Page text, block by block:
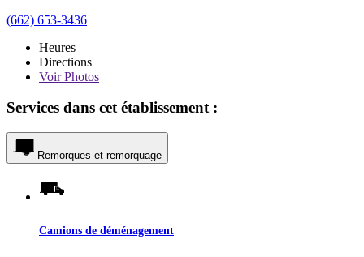
(662) 653-3436
Heures
Directions
VoirPhotos
Services dans cet établissement :
Remorques et remorquage
Camions de déménagement